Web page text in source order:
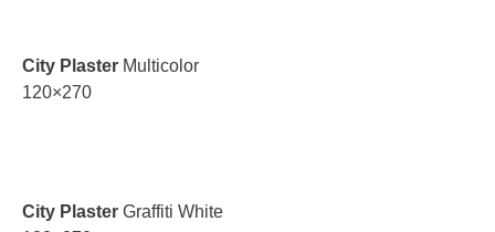
City Plaster Multicolor
120×270
City Plaster Graffiti White